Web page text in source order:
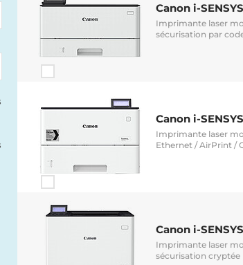
Canon i-
Imprimante laser
sécurisation par
Canon i-
Imprimante laser
Ethernet / AirPrint /
Canon i-
Imprimante laser
sécurisation cryptée